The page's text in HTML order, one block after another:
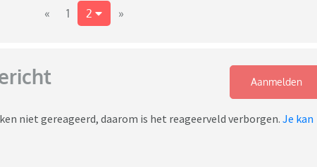
« 1 2 »
Aanmelden
niet gereageerd, daarom is het reageerveld verborgen. Je kan